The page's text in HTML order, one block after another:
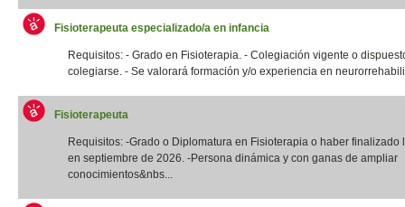
Fisioterapeuta especializado/a en infancia
Requisitos: - Grado en Fisioterapia. - Colegiación vigente o
colegiarse. - Se valorará formación y/o experiencia en
Fisioterapeuta
Requisitos: -Grado o Diplomatura en Fisioterapia o haber finalizado
en septiembre de 2026. -Persona dinámica y con ganas de ampliar
conocimientos&nbs...